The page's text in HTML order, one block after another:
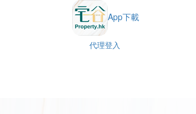
App下載
代理登入